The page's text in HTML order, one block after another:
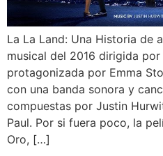
La La Land: Una Historia de
musical del 2016 dirigida
protagonizada por Emma
con una banda sonora y
compuestas por Justin
Paul. Por si fuera poco, la
Oro, […]